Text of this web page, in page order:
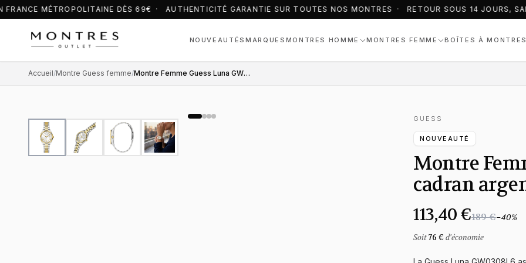
MÉTROPOLITAINE DÈS 69€ · AUTHENTICITÉ GARANTIE SUR TOUTES NOS MONTRES · RETOUR SOUS 14 JOURS,
NOUVEAUTÉSMARQUES MONTRES HOMME MONTRES FEMME BOÎTES À MONTRES
Accueil/Montre Guess femme/ Montre Femme Guess Luna GW0308L6 cadran argenté bracelet acier
GUESS
NOUVEAUTÉ
Montre
cadran
113,40 €189 €−40%
Soit76 € d'économie